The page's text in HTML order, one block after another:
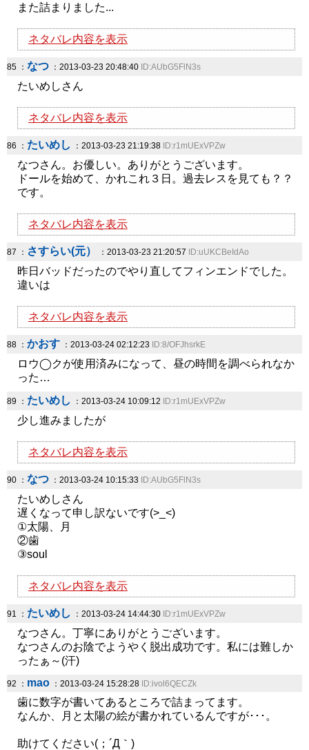
また詰まりました...
ネタバレ内容を表示
85 ： なつ ：2013-03-23 20:48:40 ID:AUbG5FlN3s
たいめしさん
ネタバレ内容を表示
86 ： たいめし ：2013-03-23 21:19:38 ID:r1mUExVPZw
なつさん。お優しい。ありがとうございます。
ドールを始めて、かれこれ３日。過去レスを見ても？？
です。
ネタバレ内容を表示
87 ： さすらい(元） ：2013-03-23 21:20:57 ID:uUKCBeIdAo
昨日バッドだったのでやり直してフィンエンドでした。
違いは
ネタバレ内容を表示
88 ： かおす ：2013-03-24 02:12:23 ID:8/OFJhsrkE
ロウ◯クが使用済みになって、昼の時間を調べられなか
った…
89 ： たいめし ：2013-03-24 10:09:12 ID:r1mUExVPZw
少し進みましたが
ネタバレ内容を表示
90 ： なつ ：2013-03-24 10:15:33 ID:AUbG5FlN3s
たいめしさん
遅くなって申し訳ないです(>_<)
①太陽、月
②歯
③soul
ネタバレ内容を表示
91 ： たいめし ：2013-03-24 14:44:30 ID:r1mUExVPZw
なつさん。丁寧にありがとうございます。
なつさんのお陰でようやく脱出成功です。私には難しか
ったぁ～(汗)
92 ： mao ：2013-03-24 15:28:28 ID:ivol6QECZk
歯に数字が書いてあるところで詰まってます。
なんか、月と太陽の絵が書かれているんですが･･･。
助けてください(；´Д｀)